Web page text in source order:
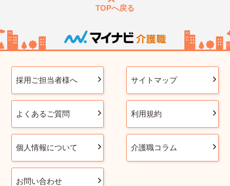
TOPへ戻る
採用ご担当者様へ サイトマップ
よくあるご質問 利用規約
個人情報について 介護職コラム
お問い合わせ